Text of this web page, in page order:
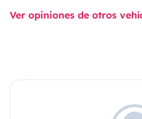
Ver opiniones de otros